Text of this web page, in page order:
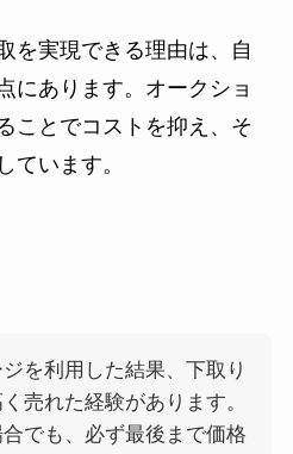
を実現できる理由は、自
にあります。オークショ
ことでコストを抑え、そ
ています。
を利用した結果、下取り
売れた経験があります。
でも、必ず最後まで価格